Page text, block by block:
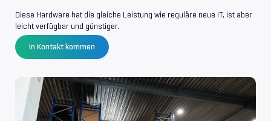
Diese Hardware hat die gleiche Leistung wie reguläre neue IT, ist aber
leicht verfügbar und günstiger.
In Kontakt kommen